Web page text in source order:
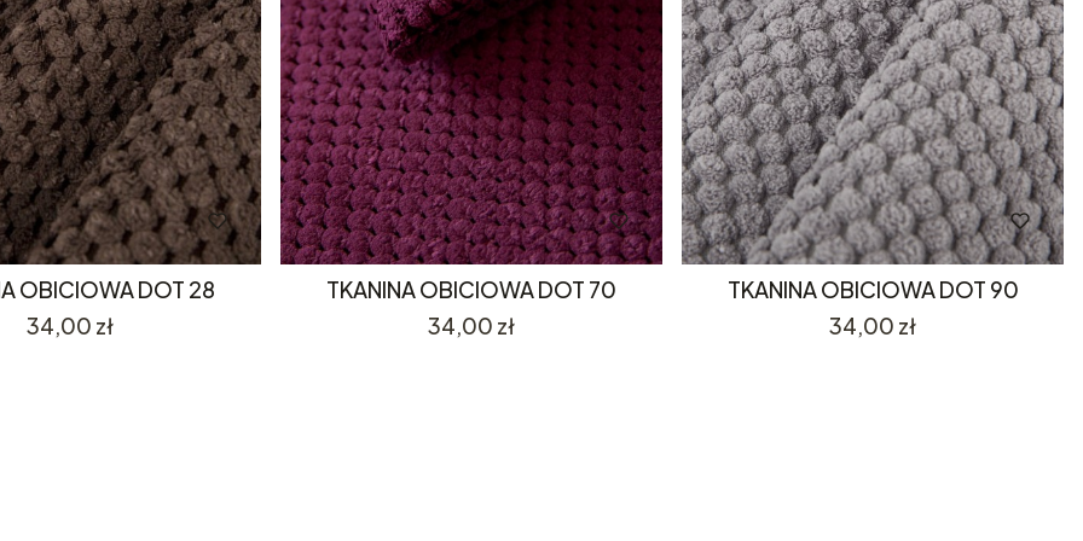
OBICIOWA DOT 28
Cena
34,00 zł
TKANINA OBICIOWA DOT 70
Cena
34,00 zł
TKANINA OBICIOWA DOT 90
Cena
34,00 zł